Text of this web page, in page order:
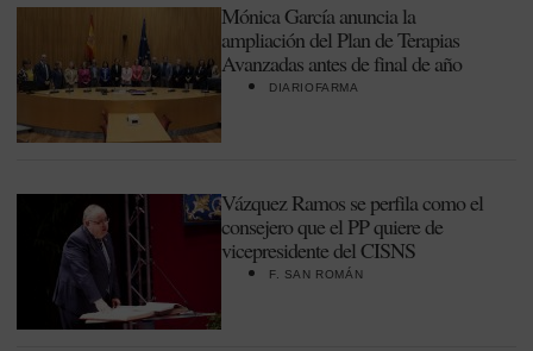
Mónica García anuncia la
ampliación del Plan de Terapias
Avanzadas antes de final de año
DIARIOFARMA
Vázquez Ramos se perfila como el
consejero que el PP quiere de
vicepresidente del CISNS
F. SAN ROMÁN